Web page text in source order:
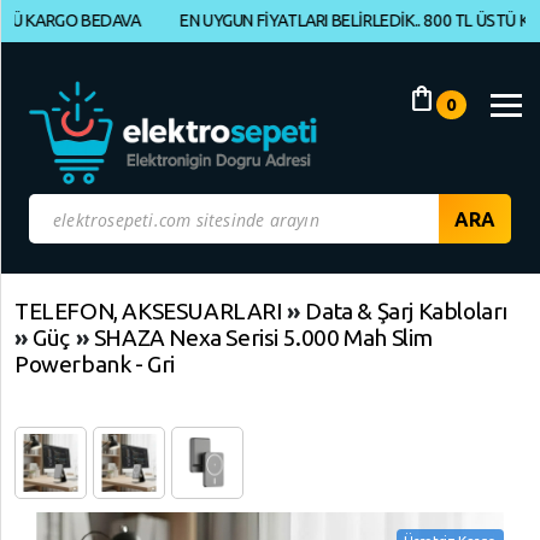
shopping_bag 0
BEDAVA EN UYGUN FİYATLARI BELİRLEDİK.. 800 TL ÜSTÜ KARGO
Müşteri
Yeni
Gelenler
İndirimdekiler
Kategoriye
Göre
Alışveriş
ELEKTRONİK
BİLGİSAYAR,
Geri
Dön
Geri
Dön
TELEFON, AKSESUARLARI » Data & Şarj Kabloları
» Güç »SHAZA Nexa Serisi 5.000 Mah Slim
Powerbank - Gri